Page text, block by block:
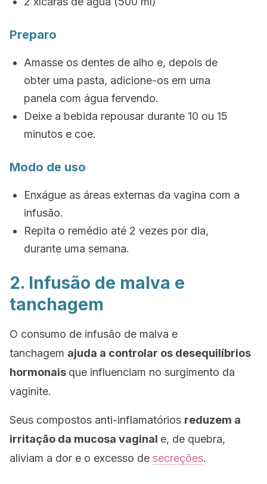
Preparo
Amasse os dentes de alho e, depois de
obter uma pasta, adicione-os em uma
panela com água fervendo.
Deixe a bebida repousar durante 10 ou 15
minutos e coe.
Modo de uso
Enxágue as áreas externas da vagina com a
infusão.
Repita o remédio até 2 vezes por dia,
durante uma semana.
2. Infusão de malva e
tanchagem
O consumo de infusão de malva e
tanchagem ajuda a controlar os desequilíbrios
hormonais que influenciam no surgimento da
vaginite.
Seus compostos anti-inflamatórios reduzem a
irritação da mucosa vaginal e, de quebra,
aliviam a dor e o excesso de secreções.